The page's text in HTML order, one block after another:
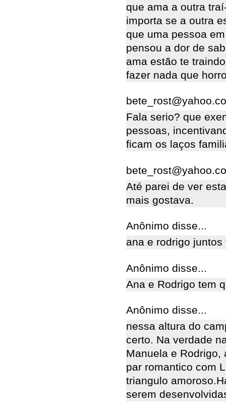
que ama a outra
importa se a outra
que uma pessoa
pensou a dor de
ama estão te
fazer nada que
Fala serio? que
pessoas,
ficam os laços
Até parei de ver
mais gostava.
Anônimo disse...
ana e rodrigo juntos
Anônimo disse...
Ana e Rodrigo tem
Anônimo disse...
nessa altura do
certo. Na verdade
Manuela e Rodrigo,
par romantico com
triangulo
serem